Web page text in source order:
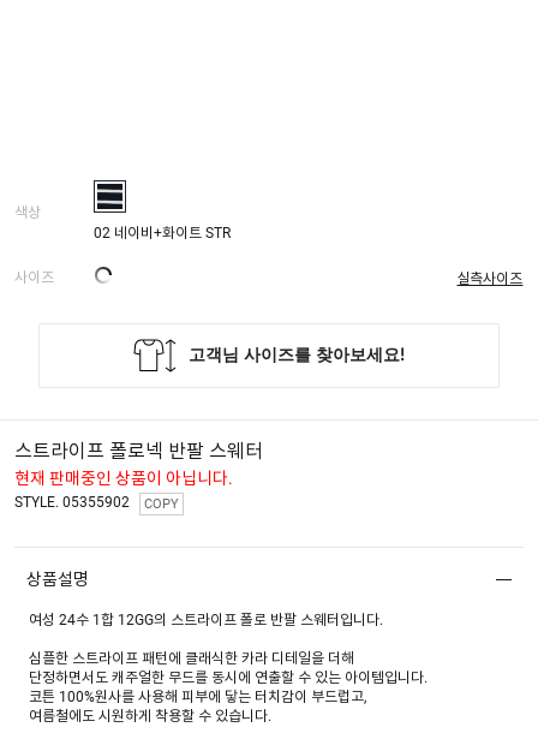
색상
02 네이비+화이트 STR
사이즈 실측사이즈
스트라이프 폴로넥 반팔 스웨터
현재 판매중인 상품이 아닙니다.
STYLE. 05355902 COPY
상품설명
여성 24수 1합 12GG의 스트라이프 폴로 반팔 스웨터입니다.
심플한 스트라이프 패턴에 클래식한 카라 디테일을 더해
단정하면서도 캐주얼한 무드를 동시에 연출할 수 있는 아이템입니다.
코튼 100%원사를 사용해 피부에 닿는 터치감이 부드럽고,
여름철에도 시원하게 착용할 수 있습니다.